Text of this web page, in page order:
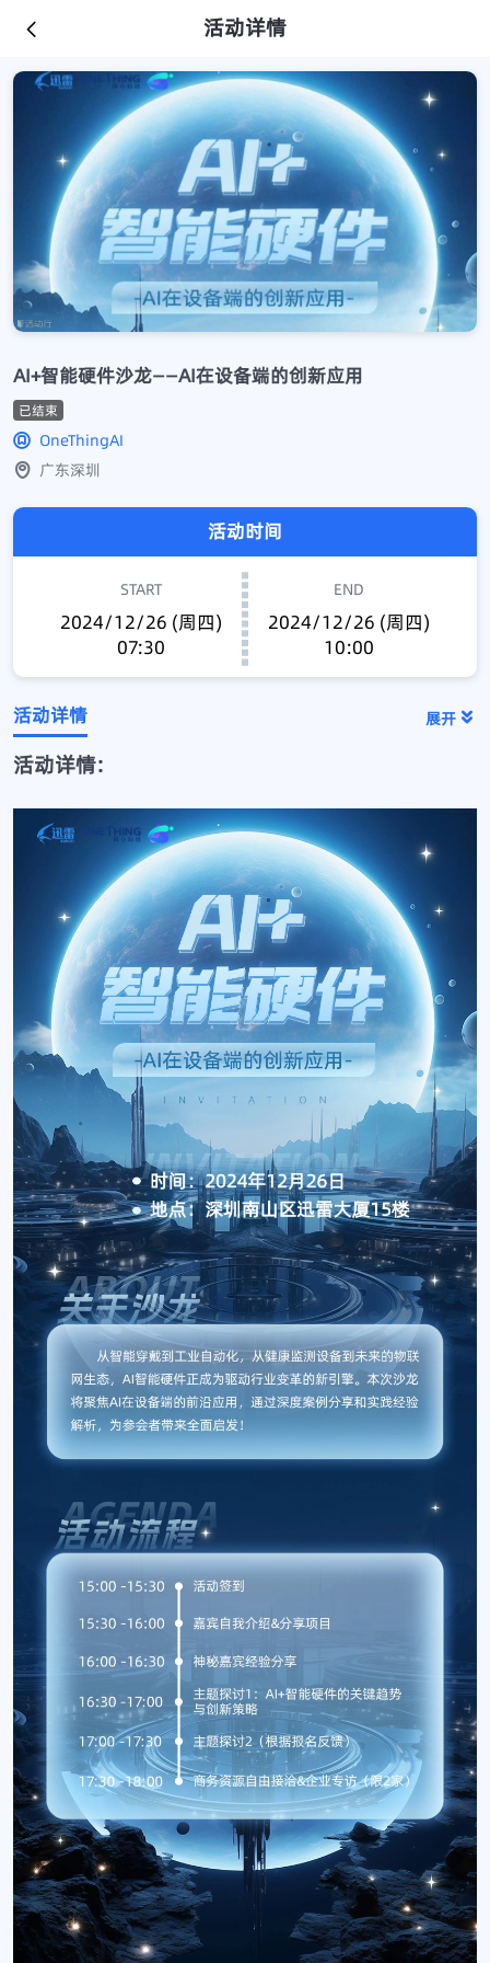
活动详情
AI+智能硬件沙龙——AI在设备端的创新应用
已结束
OneThingAI
广东深圳
活动时间
START
2024/12/26 (周四)
07:30
END
2024/12/26 (周四)
10:00
活动详情 展开
活动详情: